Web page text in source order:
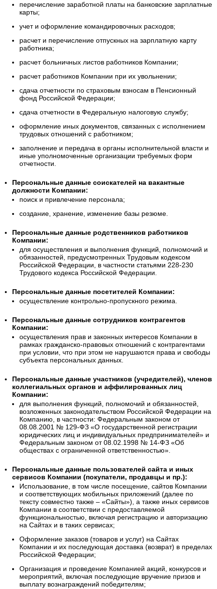
перечисление заработной платы на банковские зарплатные
карты;
учет и оформление командировочных расходов;
расчет и перечисление отпускных на зарплатную карту
работника;
расчет больничных листов работников Компании;
расчет работников Компании при их увольнении;
сдача отчетности по страховым взносам в Пенсионный
фонд Российской Федерации;
сдача отчетности в Федеральную налоговую службу;
оформление иных документов, связанных с исполнением
трудовых отношений с работником;
заполнение и передача в органы исполнительной власти и
иные уполномоченные организации требуемых форм
отчетности.
Персональные данные соискателей на вакантные
должности Компании:
поиск и привлечение персонала;
создание, хранение, изменение базы резюме.
Персональные данные родственников работников
Компании:
для осуществления и выполнения функций, полномочий и
обязанностей, предусмотренных Трудовым кодексом
Российской Федерации, в частности статьями 228-230
Трудового кодекса Российской Федерации.
Персональные данные посетителей Компании:
осуществление контрольно-пропускного режима.
Персональные данные сотрудников контрагентов
Компании:
осуществления прав и законных интересов Компании в
рамках гражданско-правовых отношений с контрагентами
при условии, что при этом не нарушаются права и свободы
субъекта персональных данных.
Персональные данные участников (учредителей), членов
коллегиальных органов и аффилированных лиц
Компании:
для выполнения функций, полномочий и обязанностей,
возложенных законодательством Российской Федерации на
Компанию, в частности: Федеральным законом от
08.08.2001 № 129-ФЗ «О государственной регистрации
юридических лиц и индивидуальных предпринимателей» и
Федеральным законом от 08.02.1998 № 14-ФЗ «Об
обществах с ограниченной ответственностью».
Персональные данные пользователей сайта и иных
сервисов Компании (покупатели, продавцы и пр.):
Использование, в том числе посещение, сайтов Компании
и соответствующих мобильных приложений (далее по
тексту совместно также – «Сайты»), а также иных сервисов
Компании в соответствии с предоставляемой
функциональностью, включая регистрацию и авторизацию
на Сайтах и в таких сервисах;
Оформление заказов (товаров и услуг) на Сайтах
Компании и их последующая доставка (возврат) в пределах
Российской Федерации;
Организация и проведение Компанией акций, конкурсов и
мероприятий, включая последующие вручение призов и
выплату вознаграждений победителям;